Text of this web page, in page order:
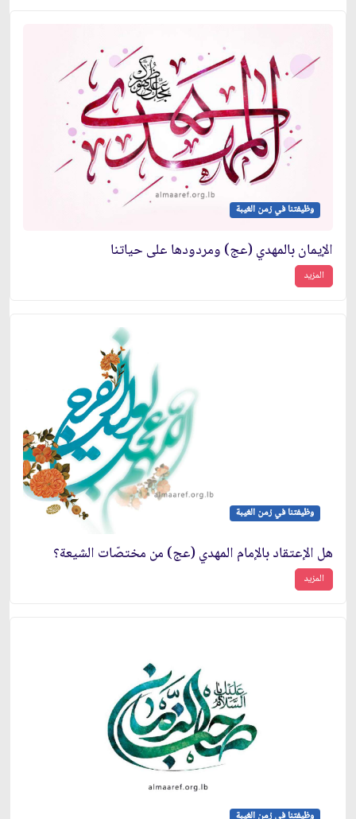
وظيفتنا في زمن الغيبة
الإيمان بالمهدي (عج) ومردودها على حياتنا
المزيد
وظيفتنا في زمن الغيبة
هل الإعتقاد بالإمام المهدي (عج) من مختصّات الشيعة؟
المزيد